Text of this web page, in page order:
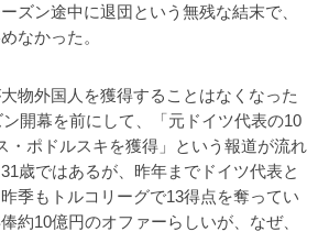
ズン途中に退団という無残な結末で、
なかった。
物外国人を獲得することはなくなった
開幕を前にして、「元ドイツ代表の10
・ポドルスキを獲得」という報道が流れ
歳ではあるが、昨年までドイツ代表と
季もトルコリーグで13得点を奪ってい
約10億円のオファーらしいが、なぜ、